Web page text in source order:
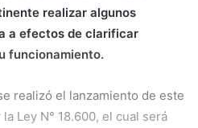
realizar algunos
a efectos de clarificar
funcionamiento.
realizó el lanzamiento de este
Ley N° 18.600, el cual será